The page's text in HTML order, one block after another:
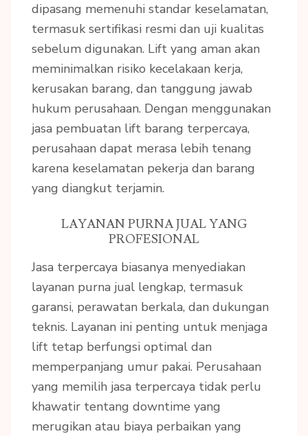
dipasang memenuhi standar keselamatan,
termasuk sertifikasi resmi dan uji kualitas
sebelum digunakan. Lift yang aman akan
meminimalkan risiko kecelakaan kerja,
kerusakan barang, dan tanggung jawab
hukum perusahaan. Dengan menggunakan
jasa pembuatan lift barang terpercaya,
perusahaan dapat merasa lebih tenang
karena keselamatan pekerja dan barang
yang diangkut terjamin.
LAYANAN PURNA JUAL YANG
PROFESIONAL
Jasa terpercaya biasanya menyediakan
layanan purna jual lengkap, termasuk
garansi, perawatan berkala, dan dukungan
teknis. Layanan ini penting untuk menjaga
lift tetap berfungsi optimal dan
memperpanjang umur pakai. Perusahaan
yang memilih jasa terpercaya tidak perlu
khawatir tentang downtime yang
merugikan atau biaya perbaikan yang